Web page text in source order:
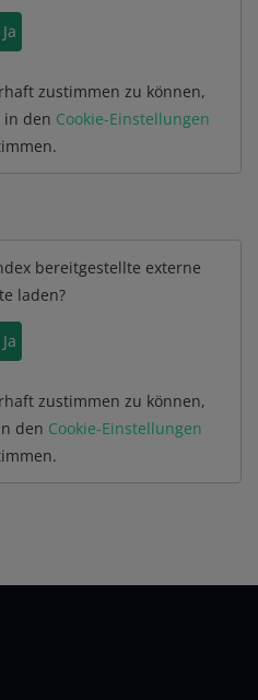
Ja
zustimmen zu können,
in den Cookie-Einstellungen
bereitgestellte externe
laden?
Ja
zustimmen zu können,
den Cookie-Einstellungen